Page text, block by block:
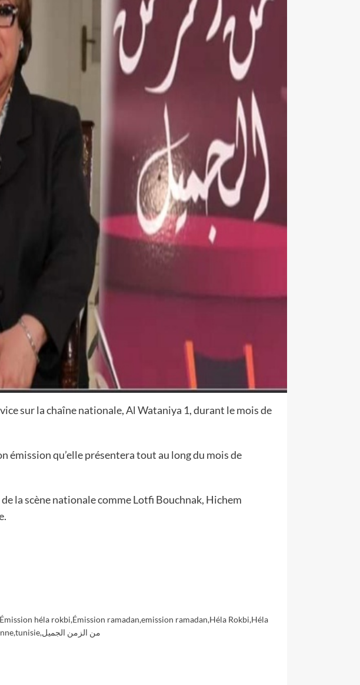
sur la chaîne nationale, Al Wataniya 1, durant le mois de
émission qu’elle présentera tout au long du mois de
la scène nationale comme Lotfi Bouchnak, Hichem
Émission héla rokbi,Émission ramadan,emission ramadan,Héla Rokbi,Héla
,tunisie,من الزمن الجميل